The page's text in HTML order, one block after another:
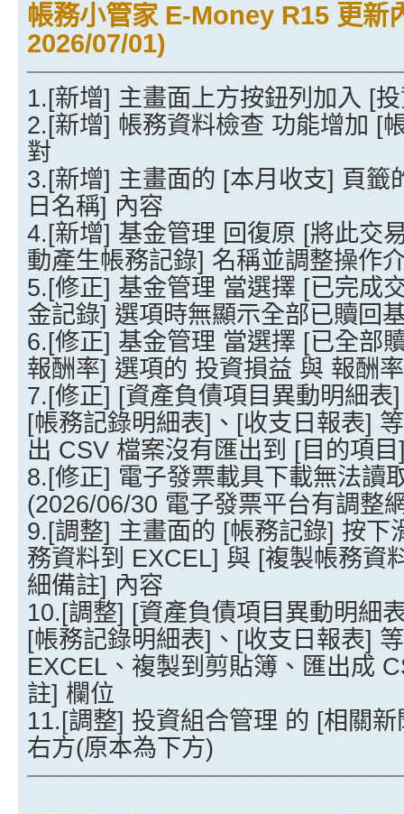
帳務小管家 E-Money R15 更新
2026/07/01)
1.[新增] 主畫面上方按鈕列加入 [
2.[新增] 帳務資料檢查 功能增加 [
對
3.[新增] 主畫面的 [本月收支] 頁籤
日名稱] 內容
4.[新增] 基金管理 回復原 [將此交
動產生帳務記錄] 名稱並調整操作
5.[修正] 基金管理 當選擇 [已完成
金記錄] 選項時無顯示全部已贖回
6.[修正] 基金管理 當選擇 [已全部
報酬率] 選項的 投資損益 與 報酬
7.[修正] [資產負債項目異動明細
[帳務記錄明細表]、[收支日報表]
出 CSV 檔案沒有匯出到 [目的項
8.[修正] 電子發票載具下載無法讀
(2026/06/30 電子發票平台有調整
9.[調整] 主畫面的 [帳務記錄] 按下
務資料到 EXCEL] 與 [複製帳務資
細備註] 內容
10.[調整] [資產負債項目異動明細
[帳務記錄明細表]、[收支日報表]
EXCEL、複製到剪貼簿、匯出成
註] 欄位
11.[調整] 投資組合管理 的 [相關
右方(原本為下方)